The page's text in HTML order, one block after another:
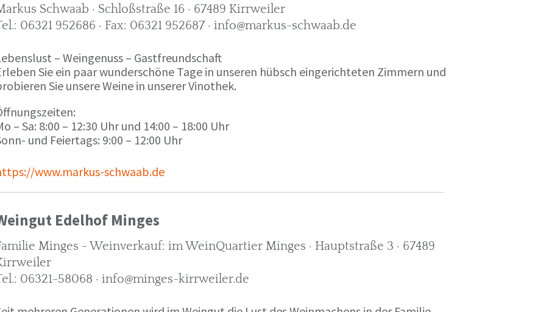
Schwaab · Schloßstraße 16 · 67489 Kirrweiler
06321 952686 · Fax: 06321 952687 · info@markus-schwaab.de
– Weingenuss – Gastfreundschaft
Sie ein paar wunderschöne Tage in unseren hübsch eingerichteten Zimmern und
Sie unsere Weine in unserer Vinothek.
– Sa: 8:00 – 12:30 Uhr und 14:00 – 18:00 Uhr
und Feiertags: 9:00 – 12:00 Uhr
www.markus-schwaab.de
Edelhof Minges
Minges - Weinverkauf: im WeinQuartier Minges · Hauptstraße 3 · 67489
06321-58068 · info@minges-kirrweiler.de